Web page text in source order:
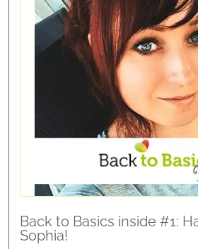
Back to Basics inside #1:
Sophia!